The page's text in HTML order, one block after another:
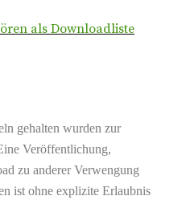
als Downloadliste
gehalten wurden zur
Veröffentlichung,
zu anderer Verwengung
ist ohne explizite Erlaubnis